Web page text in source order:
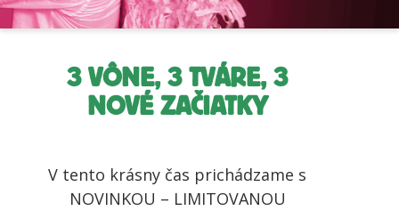
3 VÔNE, 3 TVÁRE, 3
NOVÉ ZAČIATKY
V tento krásny čas prichádzame s
NOVINKOU – LIMITOVANOU